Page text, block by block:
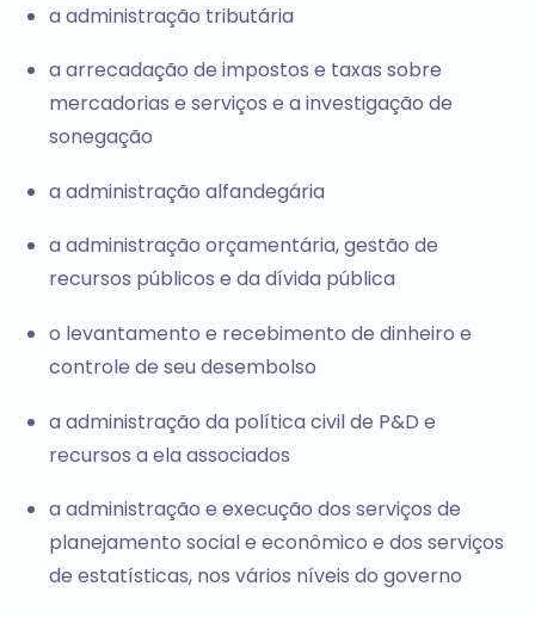
a administração tributária
a arrecadação de impostos e taxas sobre
mercadorias e serviços e a investigação de
sonegação
a administração alfandegária
a administração orçamentária, gestão de
recursos públicos e da dívida pública
o levantamento e recebimento de dinheiro e
controle de seu desembolso
a administração da política civil de P&D e
recursos a ela associados
a administração e execução dos serviços de
planejamento social e econômico e dos serviços
de estatísticas, nos vários níveis do governo